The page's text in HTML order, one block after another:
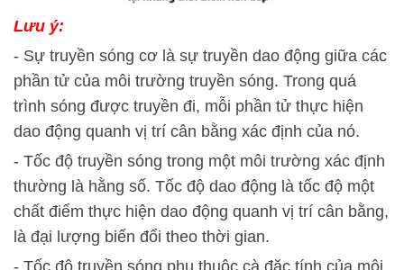
Lưu ý:
- Sự truyền sóng cơ là sự truyền dao động giữa các
phần tử của môi trường truyền sóng. Trong quá
trình sóng được truyền đi, mỗi phần tử thực hiện
dao động quanh vị trí cân bằng xác định của nó.
- Tốc độ truyền sóng trong một môi trường xác định
thường là hằng số. Tốc độ dao động là tốc độ một
chất điểm thực hiện dao động quanh vị trí cân bằng,
là đại lượng biến đổi theo thời gian.
- Tốc độ truyền sóng phụ thuộc cà đặc tính của môi